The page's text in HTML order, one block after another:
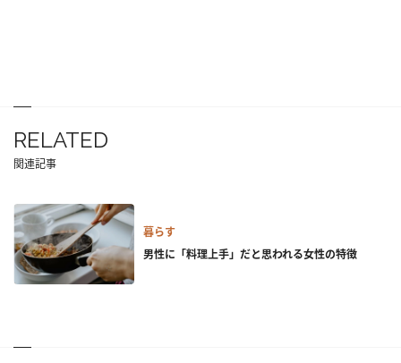
RELATED
関連記事
暮らす
男性に「料理上手」だと思われる女性の特徴